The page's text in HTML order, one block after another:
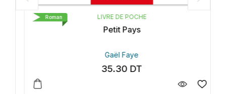
LIVRE DE POCHE
Petit Pays
Gaël Faye
35.30DT
Roman